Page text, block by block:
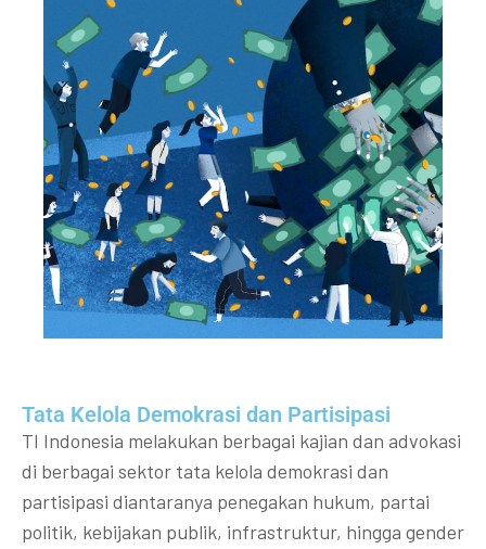
Tata Kelola Demokrasi dan Partisipasi​
TI Indonesia melakukan berbagai kajian dan advokasi
di berbagai sektor tata kelola demokrasi dan
partisipasi diantaranya penegakan hukum, partai
politik, kebijakan publik, infrastruktur, hingga gender